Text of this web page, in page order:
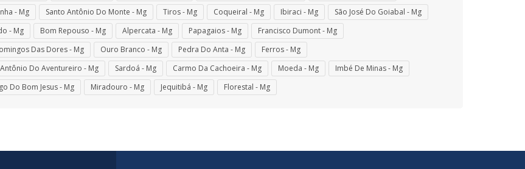
- Mg
Santo Antônio Do Monte - Mg Tiros - Mg Coqueiral - Mg Ibiraci - Mg
São José Do Goiabal - Mg
- Mg
Bom Repouso - Mg Alpercata - Mg Papagaios - Mg
Francisco Dumont - Mg
Das Dores - Mg
Ouro Branco - Mg Pedra Do Anta - Mg
Ferros - Mg
Do Aventureiro - Mg
Sardoá - Mg Carmo Da Cachoeira - Mg Moeda - Mg
Imbé De Minas - Mg
Do Bom Jesus - Mg
Miradouro - Mg Jequitibá - Mg Florestal - Mg